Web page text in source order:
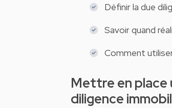
Définir la due
Savoir quand
Comment
Mettre en place une organisation pratique pour réaliser une due
diligence